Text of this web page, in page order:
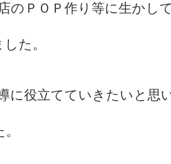
のＰＯＰ作り等に生かし
た。
に役立てていきたいと思